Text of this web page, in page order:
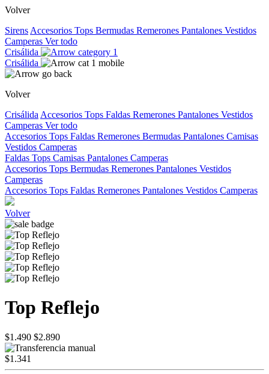
Volver
Sirens Accesorios Tops Bermudas Remerones Pantalones Vestidos
Camperas Ver todo
Crisálida
Crisálida
Volver
Crisálida Accesorios Tops Faldas Remerones Pantalones Vestidos
Camperas Ver todo
Accesorios Tops Faldas Remerones Bermudas Pantalones Camisas
Vestidos Camperas
Faldas Tops Camisas Pantalones Camperas
Accesorios Tops Bermudas Remerones Pantalones Vestidos
Camperas
Accesorios Tops Faldas Remerones Pantalones Vestidos Camperas
Volver
Top Reflejo
$1.490 $2.890
$1.341